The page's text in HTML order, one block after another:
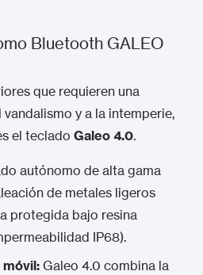
Bluetooth GALEO
que requieren una
y a la intemperie,
el teclado Galeo 4.0.
autónomo de alta gama
de metales ligeros
protegida bajo resina
IP68).
móvil: Galeo 4.0 combina la